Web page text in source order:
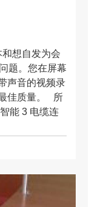
想自发为会
题。您在屏幕
声音的视频录
佳质量。 所
能 3 电缆连
64 适应性连
与者。数据
安排表。
完全独立于